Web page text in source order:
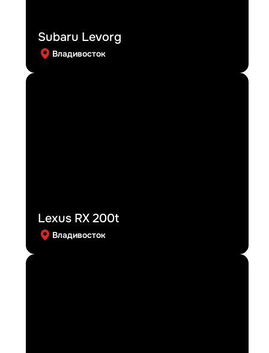
Subaru Levorg
Владивосток
Lexus RX 200t
Владивосток